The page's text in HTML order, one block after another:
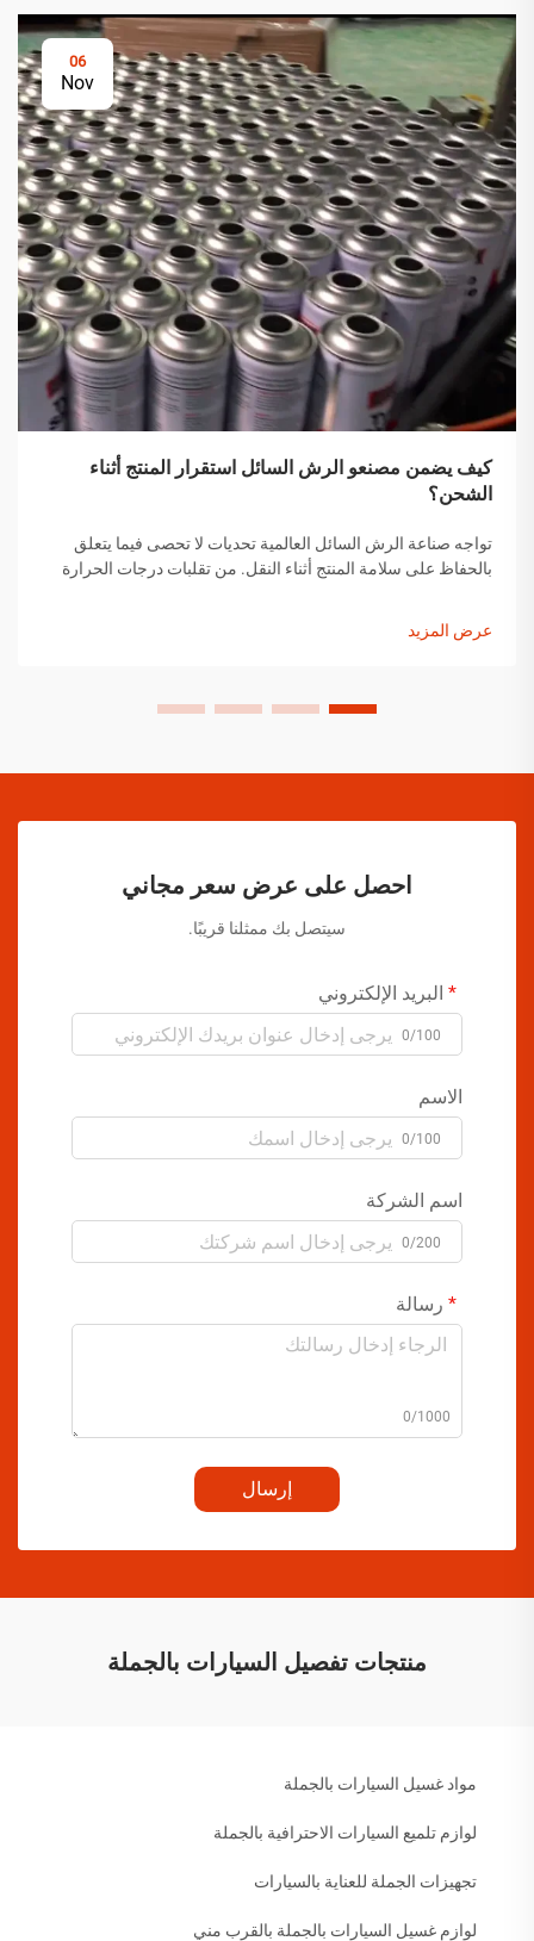
06
Nov
كيف يضمن مصنعو الرش السائل استقرار المنتج أثناء
الشحن؟
تواجه صناعة الرش السائل العالمية تحديات لا تحصى فيما يتعلق
بالحفاظ على سلامة المنتج أثناء النقل. من تقلبات درجات الحرارة
عرض المزيد
احصل على عرض سعر مجاني
سيتصل بك ممثلنا قريبًا.
البريد الإلكتروني
0/100
الاسم
0/100
اسم الشركة
0/200
رسالة
0/1000
إرسال
منتجات تفصيل السيارات بالجملة
مواد غسيل السيارات بالجملة
لوازم تلميع السيارات الاحترافية بالجملة
تجهيزات الجملة للعناية بالسيارات
لوازم غسيل السيارات بالجملة بالقرب مني